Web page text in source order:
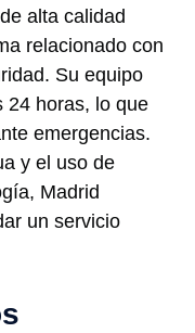
alta calidad
relacionado con
Su equipo
24 horas, lo que
emergencias.
y el uso de
Madrid
un servicio